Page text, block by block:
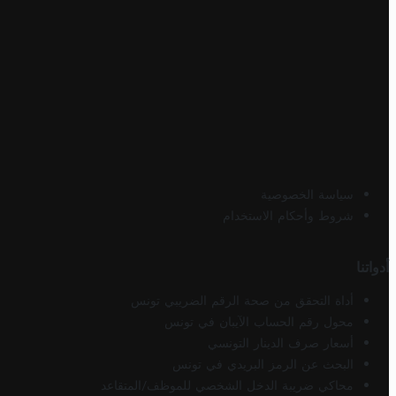
سياسة الخصوصية
شروط وأحكام الاستخدام
أدواتنا
أداة التحقق من صحة الرقم الضريبي تونس
محول رقم الحساب الآيبان في تونس
أسعار صرف الدينار التونسي
البحث عن الرمز البريدي في تونس
محاكي ضريبة الدخل الشخصي للموظف/المتقاعد